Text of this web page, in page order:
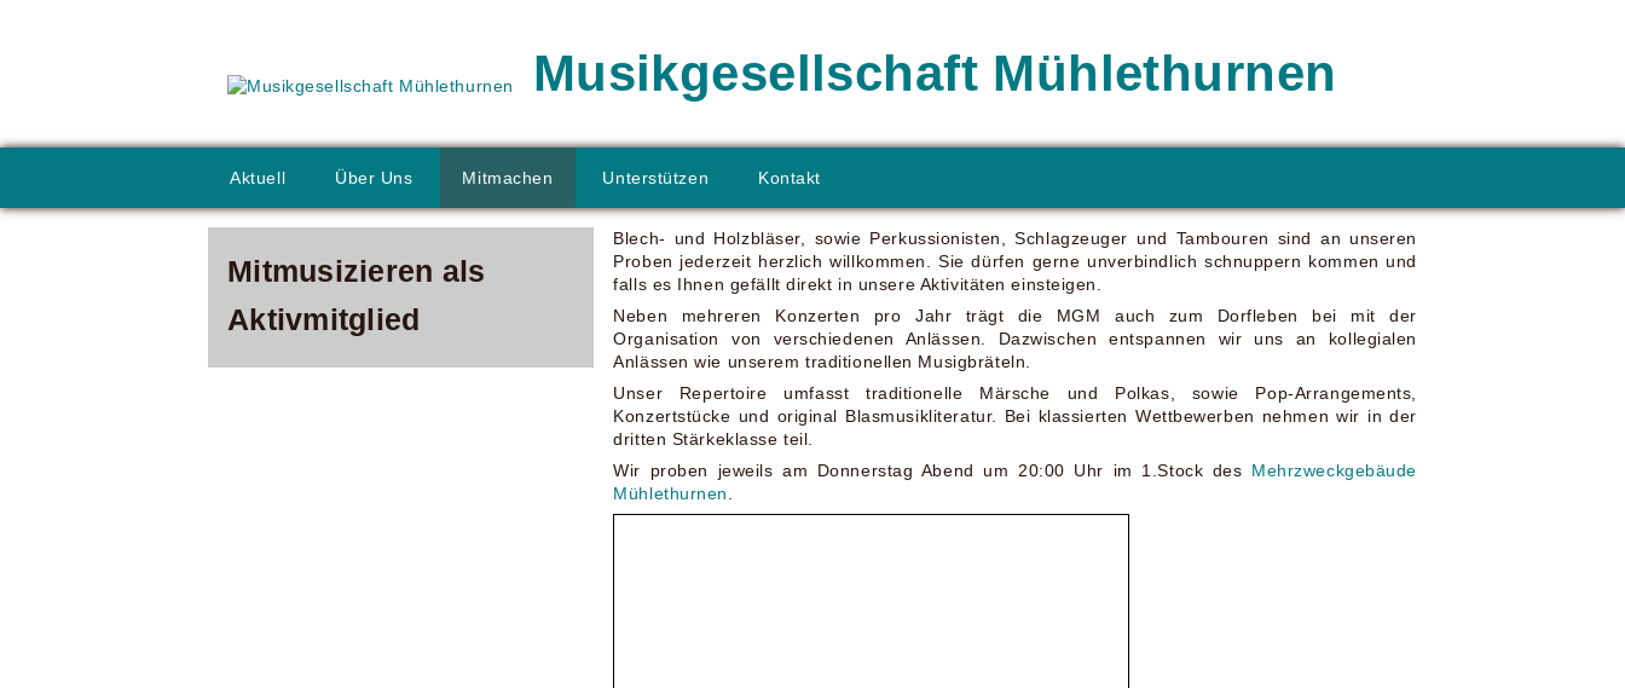
Musikgesellschaft Mühlethurnen
Aktuell Über Uns Mitmachen Unterstützen Kontakt
Mitmusizieren als
Aktivmitglied
Blech- und Holzbläser, sowie Perkussionisten, Schlagzeuger und Tambouren sind an unseren
Proben jederzeit herzlich willkommen. Sie dürfen gerne unverbindlich schnuppern kommen und
falls es Ihnen gefällt direkt in unsere Aktivitäten einsteigen.
Neben mehreren Konzerten pro Jahr trägt die MGM auch zum Dorfleben bei mit der
Organisation von verschiedenen Anlässen. Dazwischen entspannen wir uns an kollegialen
Anlässen wie unserem traditionellen Musigbräteln.
Unser Repertoire umfasst traditionelle Märsche und Polkas, sowie Pop-Arrangements,
Konzertstücke und original Blasmusikliteratur. Bei klassierten Wettbewerben nehmen wir in der
dritten Stärkeklasse teil.
Wir proben jeweils am Donnerstag Abend um 20:00 Uhr im 1.Stock des Mehrzweckgebäude
Mühlethurnen.